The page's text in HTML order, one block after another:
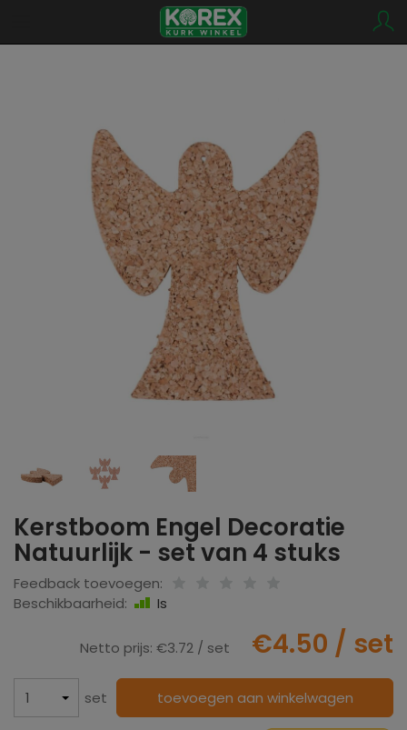
Kerstboom Engel Decoratie
Natuurlijk - set van 4 stuks
Feedback toevoegen:
Beschikbaarheid:
Is
Netto prijs: €3.72 / set €4.50 / set
set toevoegen aan winkelwagen